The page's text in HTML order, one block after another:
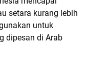
setara kurang lebih
untuk
dipesan di Arab